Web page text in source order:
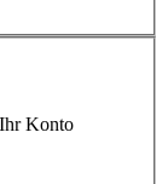
Konto